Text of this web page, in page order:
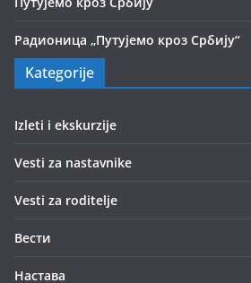
Радионица „Путујемо кроз Србију“
Kategorije
Izleti i ekskurzije
Vesti za nastavnike
Vesti za roditelje
Вести
Настава